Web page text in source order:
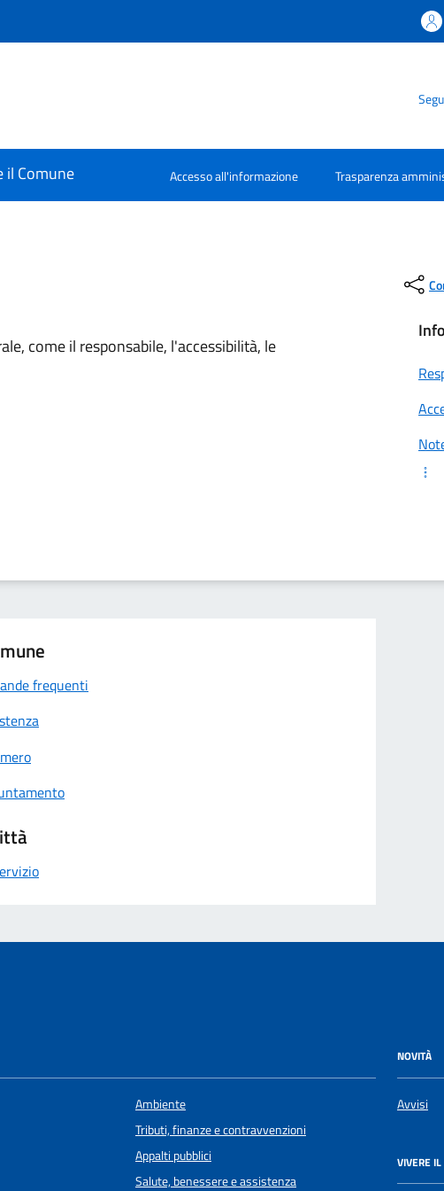
il Comune Accesso all'informazione Trasparenza
come il responsabile, l'accessibilità, le
frequenti
Ambiente
Tributi, finanze e contravvenzioni
Appalti pubblici
Salute, benessere e assistenza
NOVITÀ
Avvisi
VIVERE